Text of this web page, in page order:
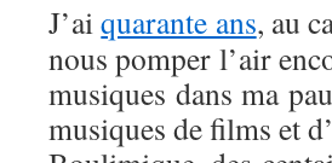
J’aiquarante ans, au
nous pomper l’air
musiques dans ma
musiques de films et